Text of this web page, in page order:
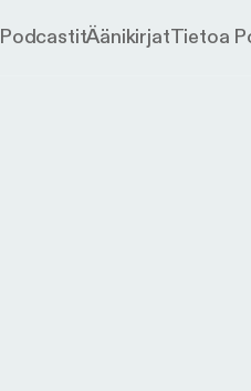
PodcastitÄänikirjatTietoa